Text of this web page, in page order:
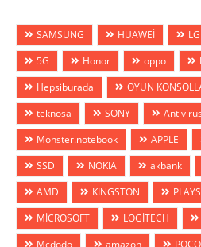
SAMSUNG HUAWEİ LG
5G
Honor oppo
Hepsiburada
OYUN
teknosa
SONY Antivirus
Monster.notebook
APPLE
SSD
NOKIA akbank
AMD
KİNGSTON
MİCROSOFT
LOGİTECH
Mcdodo
amazon POCO